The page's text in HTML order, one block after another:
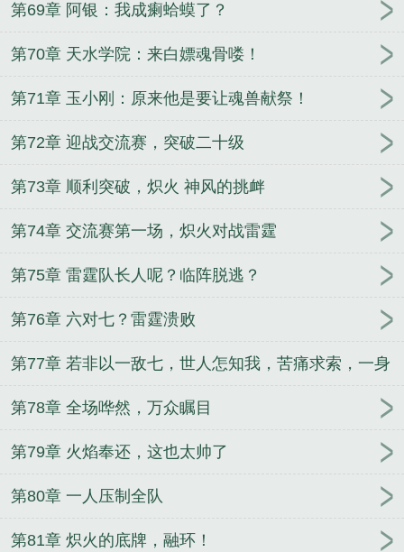
第69章 阿银：我成瘌蛤蟆了？
第70章 天水学院：来白嫖魂骨喽！
第71章 玉小刚：原来他是要让魂兽献祭！
第72章 迎战交流赛，突破二十级
第73章 顺利突破，炽火 神风的挑衅
第74章 交流赛第一场，炽火对战雷霆
第75章 雷霆队长人呢？临阵脱逃？
第76章 六对七？雷霆溃败
第77章 若非以一敌七，世人怎知我，苦痛求索，一身
实力
第78章 全场哗然，万众瞩目
第79章 火焰奉还，这也太帅了
第80章 一人压制全队
第81章 炽火的底牌，融环！